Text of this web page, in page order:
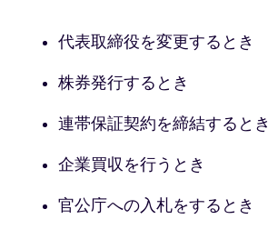
代表取締役を変更するとき
株券発行するとき
連帯保証契約を締結するとき
企業買収を行うとき
官公庁への入札をするとき